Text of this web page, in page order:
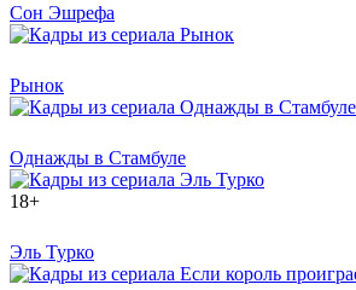
Сон Эшрефа
Рынок
Однажды в Стамбуле
18+
Эль Турко